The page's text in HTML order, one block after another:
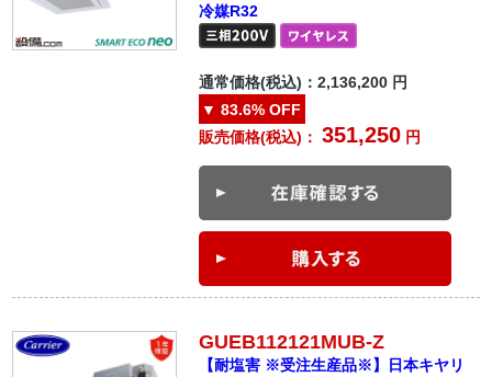
冷媒R32
通常価格(税込)：2,136,200 円
▼ 83.6% OFF
販売価格(税込)：351,250 円
GUEB112121MUB-Z
【耐塩害 ※受注生産品※】日本キヤリ